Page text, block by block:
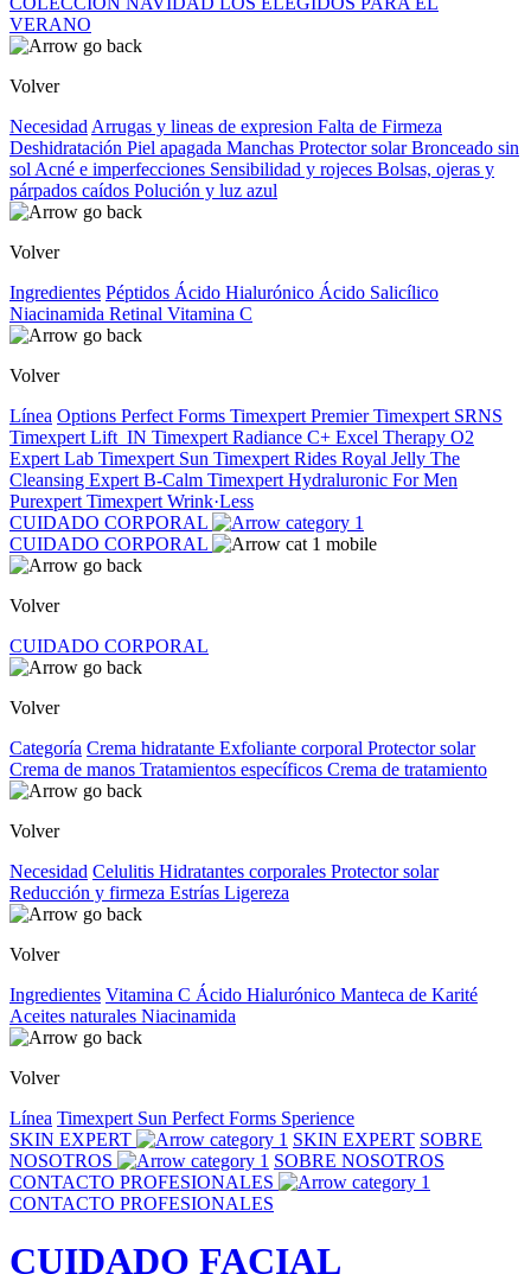
VERANO
Volver
Necesidad Arrugas y lineas de expresion Falta de Firmeza
Deshidratación Piel apagada Manchas Protector solarBronceado sin
sol Acné e imperfecciones Sensibilidad y rojeces Bolsas, ojeras y
párpados caídos Polución y luz azul
Volver
Ingredientes Péptidos Ácido Hialurónico Ácido Salicílico
Niacinamida Retinal Vitamina C
Volver
Línea Options Perfect Forms Timexpert PremierTimexpert SRNS
Timexpert Lift_IN Timexpert Radiance C+ Excel Therapy O2
Expert Lab Timexpert Sun Timexpert Rides Royal Jelly The
Cleansing Expert B-Calm Timexpert Hydraluronic For Men
Purexpert Timexpert Wrink·Less
CUIDADO CORPORAL
CUIDADO CORPORAL
Volver
CUIDADO CORPORAL
Volver
Categoría Crema hidratante Exfoliante corporal Protector solar
Crema de manos Tratamientos específicos Crema de tratamiento
Volver
Necesidad Celulitis Hidratantes corporales Protector solar
Reducción y firmeza Estrías Ligereza
Volver
Ingredientes Vitamina C Ácido Hialurónico Manteca de Karité
Aceites naturales Niacinamida
Volver
Línea Timexpert Sun Perfect Forms Sperience
SKIN EXPERT
SKIN EXPERT SOBRE
NOSOTROS
SOBRE NOSOTROS
CONTACTO PROFESIONALES
CONTACTO PROFESIONALES
CUIDADO FACIAL